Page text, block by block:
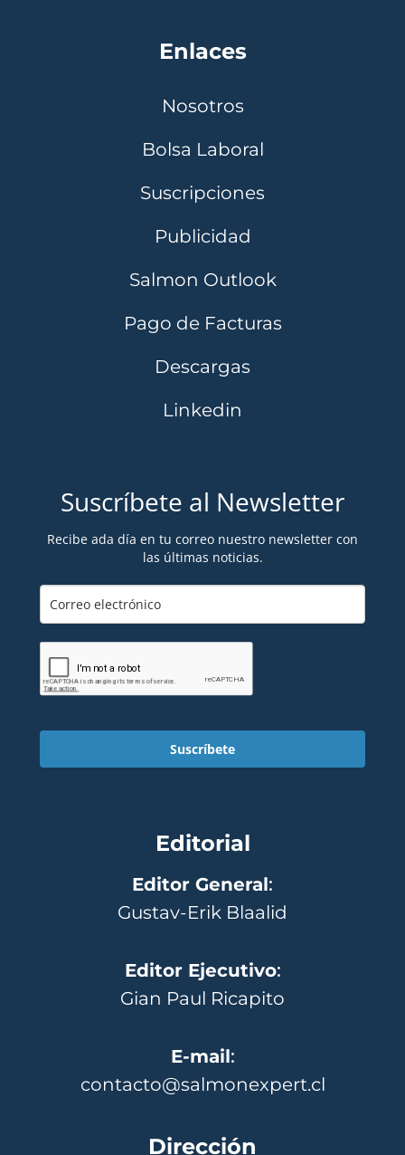
Enlaces
Nosotros
Bolsa Laboral
Suscripciones
Publicidad
Salmon Outlook
Pago de Facturas
Descargas
Linkedin
Suscríbete al Newsletter
Recibe ada día en tu correo nuestro newsletter con
las últimas noticias.
Suscríbete
Editorial
Editor General:
Gustav-Erik Blaalid
Editor Ejecutivo:
Gian Paul Ricapito
E-mail:
contacto@salmonexpert.cl
Dirección